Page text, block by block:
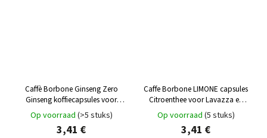
Caffè Borbone Ginseng Zero
Ginseng koffiecapsules voor
Lavazza en Modo Mio 16 stuks
Op voorraad (>5 stuks)
3,41 €
Caffe Borbone LIMONE capsules
Citroenthee voor Lavazza en
Modo Mio 16 st
Op voorraad (5 stuks)
3,41 €